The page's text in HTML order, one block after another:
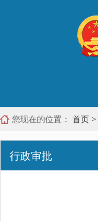
您现在的位置： 首页 >
行政审批